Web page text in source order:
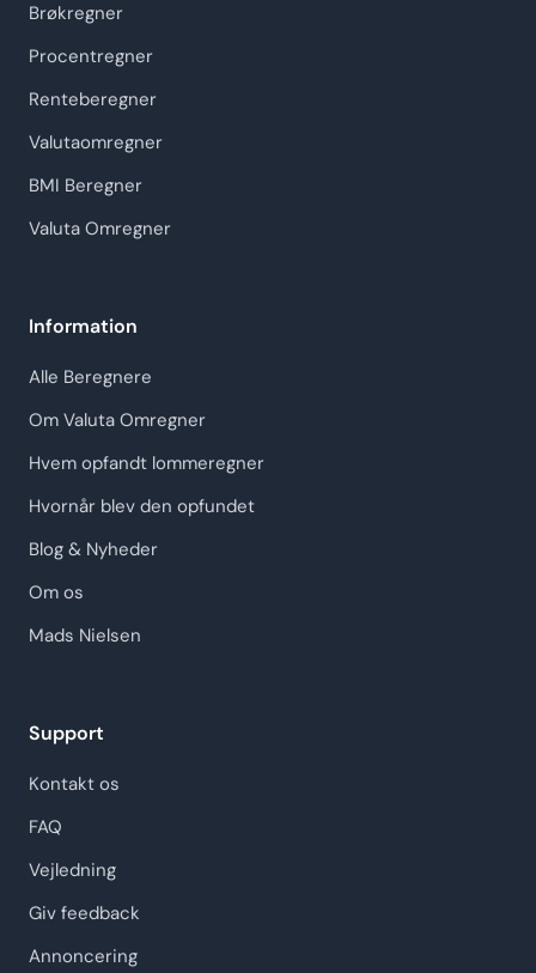
Brøkregner
Procentregner
Renteberegner
Valutaomregner
BMI Beregner
Valuta Omregner
Information
Alle Beregnere
Om Valuta Omregner
Hvem opfandt lommeregner
Hvornår blev den opfundet
Blog & Nyheder
Om os
Mads Nielsen
Support
Kontakt os
FAQ
Vejledning
Giv feedback
Annoncering